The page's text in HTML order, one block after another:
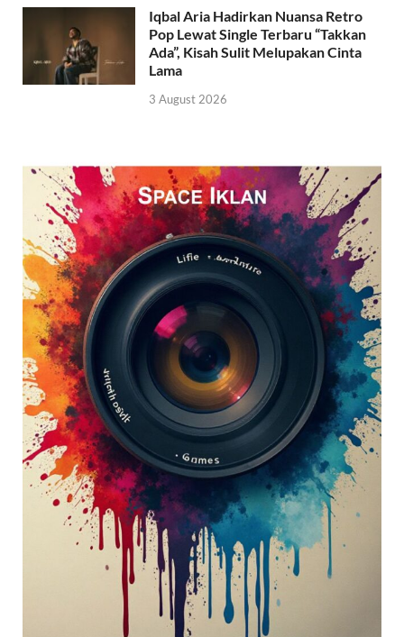
Iqbal Aria Hadirkan Nuansa Retro
Pop Lewat Single Terbaru “Takkan
Ada”, Kisah Sulit Melupakan Cinta
Lama
3 August 2026